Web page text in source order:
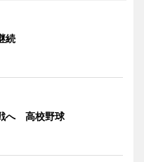
続
へ 高校野球